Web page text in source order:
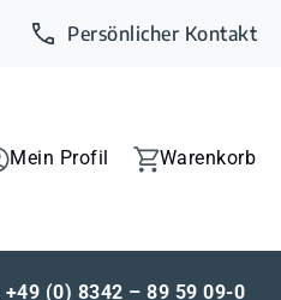
Persönlicher Kontakt
Mein Profil Warenkorb
+49 (0) 8342 – 89 59 09-0